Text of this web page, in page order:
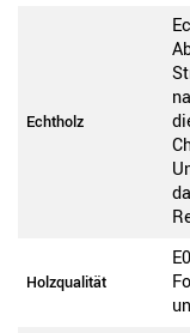
Echtholz
Holzqualität